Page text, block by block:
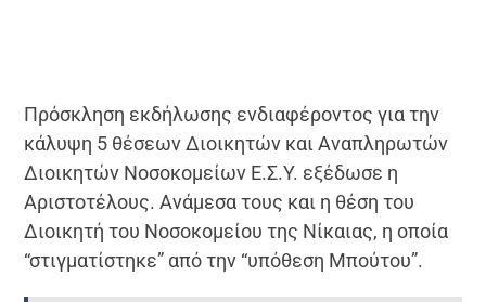
Πρόσκληση εκδήλωσης ενδιαφέροντος για την
κάλυψη 5 θέσεων Διοικητών και Αναπληρωτών
Διοικητών Νοσοκομείων Ε.Σ.Υ. εξέδωσε η
Αριστοτέλους. Ανάμεσα τους και η θέση του
Διοικητή του Νοσοκομείου της Νίκαιας, η οποία
“στιγματίστηκε” από την “υπόθεση Μπούτου”.